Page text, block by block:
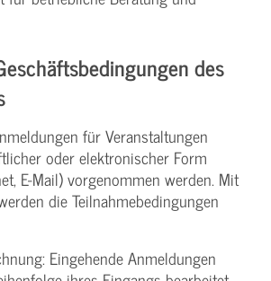
des
für Veranstaltungen
oder elektronischer Form
E-Mail) vorgenommen werden. Mit
die Teilnahme­bedingungen
Eingehende Anmeldungen